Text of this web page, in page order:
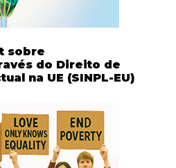
sobre
do Direito de
na UE (SINPL-EU)